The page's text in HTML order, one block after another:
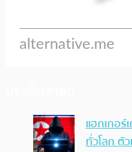
แฮกเกอร์
ทั่วโลก ตั